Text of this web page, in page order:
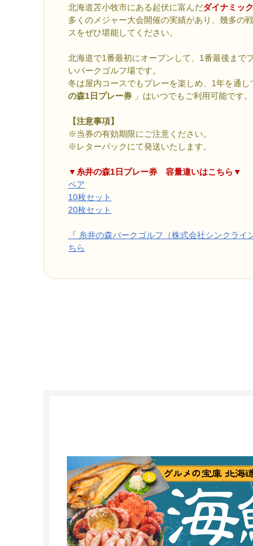
北海道苫小牧市にある起伏に富んだダイナミッ
多くのメジャー大会開催の実績があり、幾多の
スをぜひ堪能してください。
北海道で1番最初にオープンして、1番最後まで
いパークゴルフ場です。
冬は屋内コースでもプレーを楽しめ、1年を通し
の森1日プレー券 」はいつでもご利用可能です。
【注意事項】
※当券の有効期限にご注意ください。
※レターパックにて発送いたします。
▼糸井の森1日プレー券 容量違いはこちら▼
ペア
10枚セット
20枚セット
『 糸井の森パークゴルフ（株式会社シンクライ
ちら